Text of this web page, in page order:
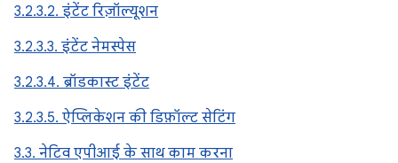
3.2.3.2. इंटेंट रिज़ॉल्यूशन
3.2.3.3. इंटेंट नेमस्पेस
3.2.3.4. ब्रॉडकास्ट इंटेंट
3.2.3.5. ऐप्लिकेशन की डिफ़ॉल्ट सेटिंग
3.3. नेटिव एपीआई के साथ काम करना